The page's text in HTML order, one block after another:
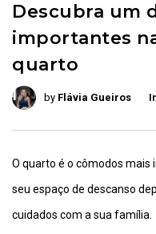
Descubra um
importantes
quarto
by Flávia Gueiros
O quarto é o cômodos mais
seu espaço de descanso
cuidados com a sua família.